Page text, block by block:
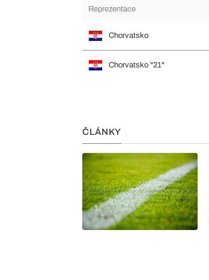
Reprezentace
Chorvatsko
Chorvatsko "21"
ČLÁNKY